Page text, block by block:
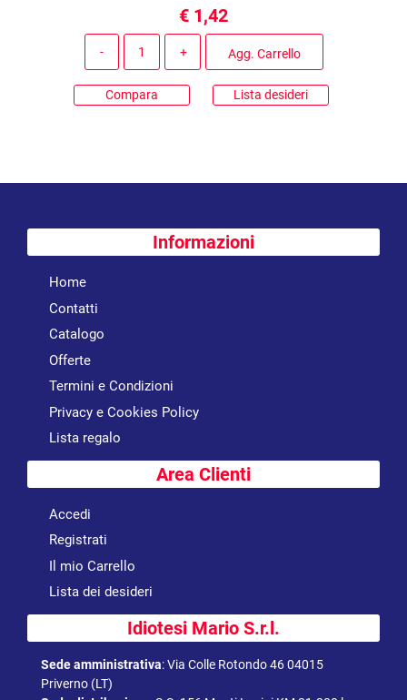
€ 1,42
Agg. Carrello
Compara Lista desideri
Informazioni
Home
Contatti
Catalogo
Offerte
Termini e Condizioni
Privacy e Cookies Policy
Lista regalo
Area Clienti
Accedi
Registrati
Il mio Carrello
Lista dei desideri
Idiotesi Mario S.r.l.
Sede amministrativa:Via Colle Rotondo 46 04015
Priverno (LT)